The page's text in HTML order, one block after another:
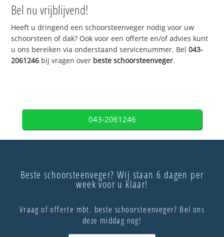
Bel nu vrijblijvend!
Heeft u dringend een schoorsteenveger nodig voor uw
schoorsteen of dak? Ook voor een offerte en/of advies kunt
u ons bereiken via onderstaand servicenummer. Bel043-
2061246 bij vragen over beste schoorsteenveger.
043-2061246
Beste schoorsteenveger? Wij staan 6 dagen per
week voor u klaar!
Vraag of offerte mbt. beste schoorsteenveger? Bel ons
deze middag nog!